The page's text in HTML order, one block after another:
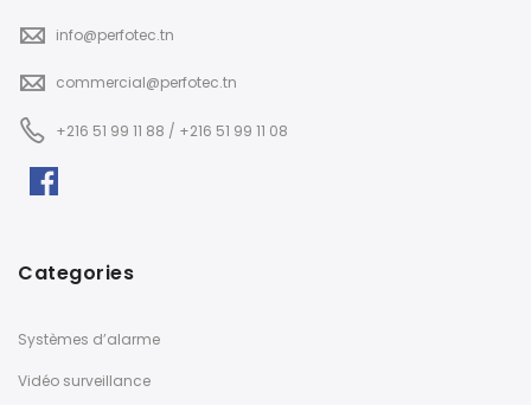
info@perfotec.tn
commercial@perfotec.tn
+216 51 99 11 88 / +216 51 99 11 08
Categories
Systèmes d’alarme
Vidéo surveillance